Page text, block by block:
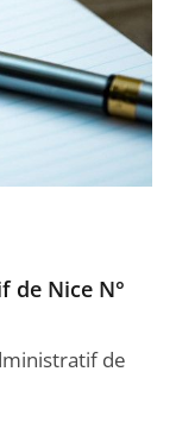
de Nice N°
de